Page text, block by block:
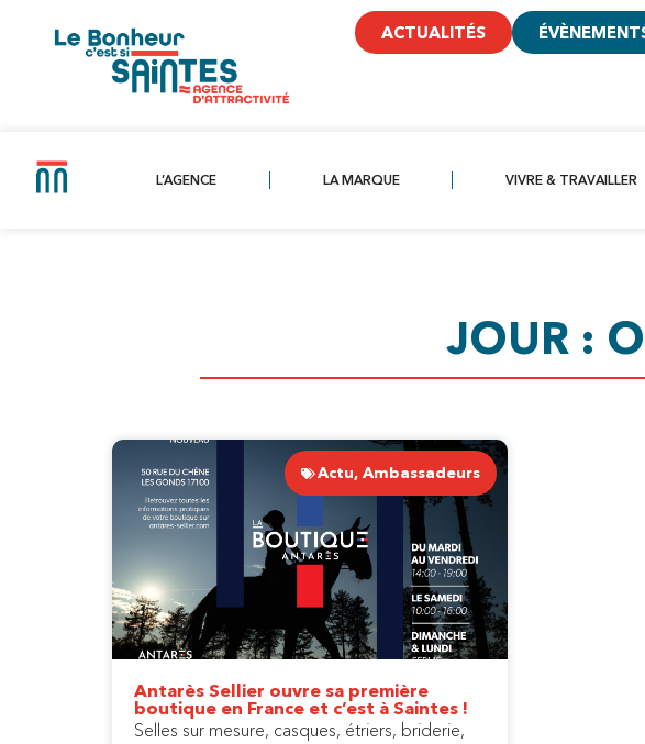
ACTUALITÉS
L’AGENCE LA MARQUE VIVRE & TRAVAILLER
JOUR :
Actu, Ambassadeurs
Antarès Sellier ouvre sa première
boutique en France et c’est à Saintes !
Selles sur mesure, casques, étriers, briderie,